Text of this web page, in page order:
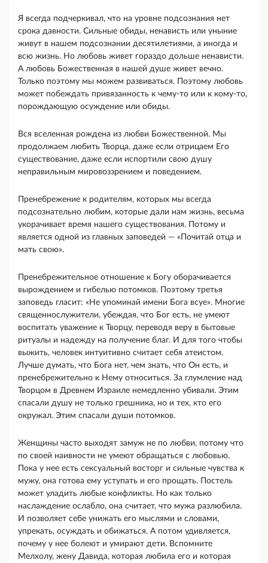
Я всегда подчеркивал, что на уровне подсознания нет
срока давности. Сильные обиды, ненависть или уныние
живут в нашем подсознании десятилетиями, а иногда и
всю жизнь. Но любовь живет гораздо дольше ненависти.
А любовь Божественная в нашей душе живет вечно.
Только поэтому мы можем разви­ваться. Поэтому любовь
может побеждать привязан­ность к чему-то или к кому-то,
порождающую осуж­дение или обиды.
Вся вселенная рождена из любви Божественной. Мы
продолжаем любить Творца, даже если отрицаем Его
существование, даже если испортили свою душу
неправильным мировоззрением и поведением.
Пренебрежение к родителям, которых мы всегда
подсознательно любим, которые дали нам жизнь, весьма
укорачивает время нашего существования. Потому и
является одной из главных заповедей — «Почитай отца и
мать свою».
Пренебрежительное отношение к Богу оборачива­ется
вырождением и гибелью потомков. Поэтому третья
заповедь гласит: «Не упоминай имени Бога всуе». Многие
священнослужители, убеждая, что Бог есть, не умеют
воспитать уважение к Творцу, пе­реводя веру в бытовые
ритуалы и надежду на полу­чение благ. И для того чтобы
выжить, человек ин­туитивно считает себя атеистом.
Лучше думать, что Бога нет, чем знать, что Он есть, и
пренебрежитель­но к Нему относиться. За глумление над
Творцом в Древнем Израиле немедленно убивали. Этим
спасали душу не только грешника, но и тех, кто его
окружал. Этим спасали души потомков.
Женщины часто выходят замуж не по любви, по­тому что
по своей наивности не умеют обращаться с любовью.
Пока у нее есть сексуальный восторг и сильные чувства к
мужу, она готова ему уступать и его прощать. Постель
может уладить любые конф­ликты. Но как только
наслаждение ослабло, она счи­тает, что мужа разлюбила.
И позволяет себе унижать его мыслями и словами,
упрекать, осуждать и обижа­ться. А потом удивляется,
почему у нее болеют и умирают дети. Вспомните
Мелхолу, жену Давида, которая любила его и которая